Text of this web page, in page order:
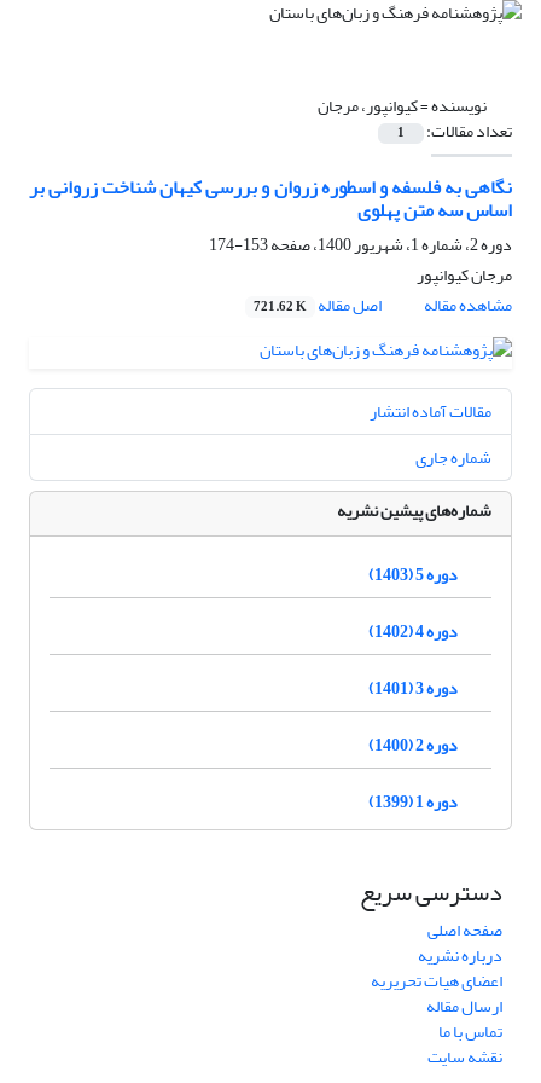
نویسنده =کیوانپور، مرجان
تعداد مقالات: 1
نگاهی به فلسفه و اسطوره زروان و بررسی کیهان شناخت زروانی بر
اساس سه متن پهلوی
دوره 2، شماره 1، شهریور 1400، صفحه
153-174
مرجان کیوانپور
مشاهده مقاله
اصل مقاله 721.62 K
مقالات آماده انتشار
شماره جاری
شماره‌های پیشین نشریه
دوره 5 (1403)
دوره 4 (1402)
دوره 3 (1401)
دوره 2 (1400)
دوره 1 (1399)
دسترسی سریع
صفحه اصلی
درباره نشریه
اعضای هیات تحریریه
ارسال مقاله
تماس با ما
نقشه سایت